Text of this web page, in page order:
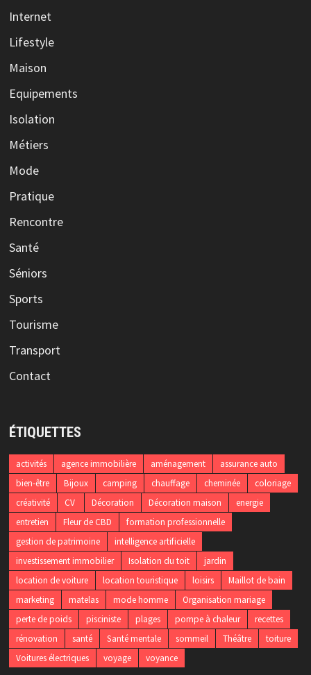
Internet
Lifestyle
Maison
Equipements
Isolation
Métiers
Mode
Pratique
Rencontre
Santé
Séniors
Sports
Tourisme
Transport
Contact
ÉTIQUETTES
activités agence immobilière aménagement
assurance auto
bien-être
Bijoux camping chauffage cheminée
coloriage
créativité
CV Décoration Décoration maison
energie
entretien
Fleur de CBD
formation professionnelle
gestion de patrimoine
intelligence artificielle
investissement immobilier
Isolation du toit
jardin
location de voiture
location touristique loisirs
Maillot de bain
marketing
matelas mode homme
Organisation mariage
perte de poids
pisciniste plages pompe à chaleur
recettes
rénovation
santé Santé mentale sommeil Théâtre
toiture
Voitures électriques
voyage voyance